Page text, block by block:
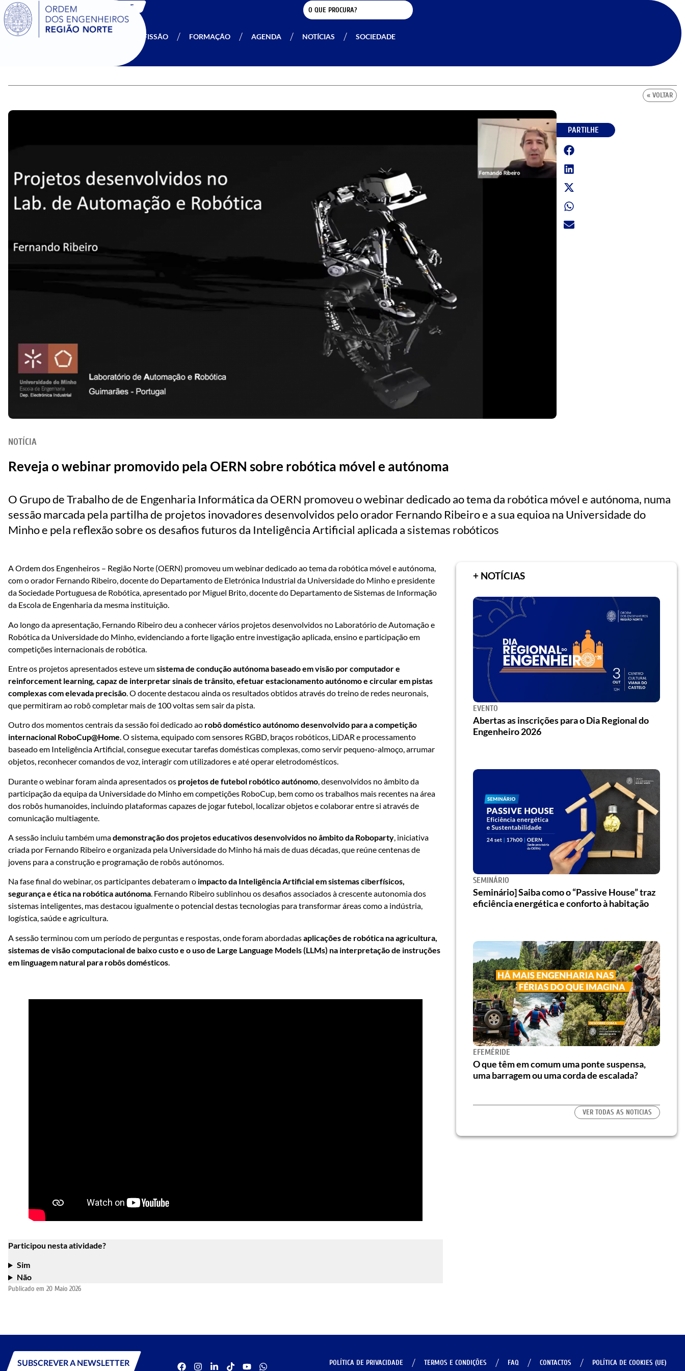
SIGOE
A OERN PROFISSÃO FORMAÇÃO AGENDA NOTÍCIAS SOCIEDADE
« VOLTAR
PARTILHE
NOTÍCIA
Reveja o webinar promovido pela OERN sobre robótica móvel e autónoma
O Grupo de Trabalho de de Engenharia Informática da OERN promoveu o webinar dedicado ao tema da robótica móvel e autónoma, numa
sessão marcada pela partilha de projetos inovadores desenvolvidos pelo orador Fernando Ribeiro e a sua equioa na Universidade do
Minho e pela reflexão sobre os desafios futuros da Inteligência Artificial aplicada a sistemas robóticos
A Ordem dos Engenheiros – Região Norte (OERN) promoveu um webinar dedicado ao tema da robótica móvel e autónoma,
com o orador Fernando Ribeiro, docente do Departamento de Eletrónica Industrial da Universidade do Minho e presidente
da Sociedade Portuguesa de Robótica, apresentado por Miguel Brito, docente do Departamento de Sistemas de Informação
da Escola de Engenharia da mesma instituição.
Ao longo da apresentação, Fernando Ribeiro deu a conhecer vários projetos desenvolvidos no Laboratório de Automação e
Robótica da Universidade do Minho, evidenciando a forte ligação entre investigação aplicada, ensino e participação em
competições internacionais de robótica.
Entre os projetos apresentados esteve umsistema de condução autónoma baseado em visão por computador e
reinforcement learning, capaz de interpretar sinais de trânsito, efetuar estacionamento autónomo e circular em pistas
complexas com elevada precisão. O docente destacou ainda os resultados obtidos através do treino de redes neuronais,
que permitiram ao robô completar mais de 100 voltas sem sair da pista.
Outro dos momentos centrais da sessão foi dedicado ao robô doméstico autónomo desenvolvido para a competição
internacional RoboCup@Home. O sistema, equipado com sensores RGBD, braços robóticos, LiDAR e processamento
baseado em Inteligência Artificial, consegue executar tarefas domésticas complexas, como servir pequeno-almoço, arrumar
objetos, reconhecer comandos de voz, interagir com utilizadores e até operar eletrodomésticos.
Durante o webinar foram ainda apresentados os projetos de futebol robótico autónomo , desenvolvidos no âmbito da
participação da equipa da Universidade do Minho em competições RoboCup, bem como os trabalhos mais recentes na área
dos robôs humanoides, incluindo plataformas capazes de jogar futebol, localizar objetos e colaborar entre si através de
comunicação multiagente.
A sessão incluiu também umademonstração dos projetos educativos desenvolvidos no âmbito da Roboparty, iniciativa
criada por Fernando Ribeiro e organizada pela Universidade do Minho há mais de duas décadas, que reúne centenas de
jovens para a construção e programação de robôs autónomos.
Na fase final do webinar, os participantes debateram o impacto da Inteligência Artificial em sistemas ciberfísicos,
segurança e ética na robótica autónoma. Fernando Ribeiro sublinhou os desafios associados à crescente autonomia dos
sistemas inteligentes, mas destacou igualmente o potencial destas tecnologias para transformar áreas como a indústria,
logística, saúde e agricultura.
A sessão terminou com um período de perguntas e respostas, onde foram abordadasaplicações de robótica na agricultura,
sistemas de visão computacional de baixo custo e o uso de Large Language Models (LLMs) na interpretação de instruções
em linguagem natural para robôs domésticos.
Participou nesta atividade?
Sim
Não
Publicado em 20 Maio 2026
+ NOTÍCIAS
EVENTO
Abertas as inscrições para o Dia Regional do
Engenheiro 2026
SEMINÁRIO
Seminário] Saiba como o “Passive House” traz
eficiência energética e conforto à habitação
EFEMÉRIDE
O que têm em comum uma ponte suspensa,
uma barragem ou uma corda de escalada?
VER TODAS AS NOTICIAS
SUBSCREVER A NEWSLETTER POLÍTICA DE PRIVACIDADE TERMOS E CONDIÇÕES FAQ CONTACTOS POLÍTICA DE COOKIES (UE)